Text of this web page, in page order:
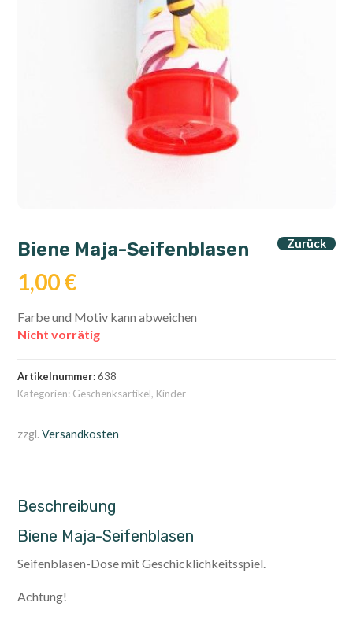
Zurück
Biene Maja-Seifenblasen
1,00€
Farbe und Motiv kann abweichen
Nicht vorrätig
Artikelnummer:638
Kategorien: Geschenksartikel, Kinder
zzgl.Versandkosten
Beschreibung
Biene Maja-Seifenblasen
Seifenblasen-Dose mit Geschicklichkeitsspiel.
Achtung!